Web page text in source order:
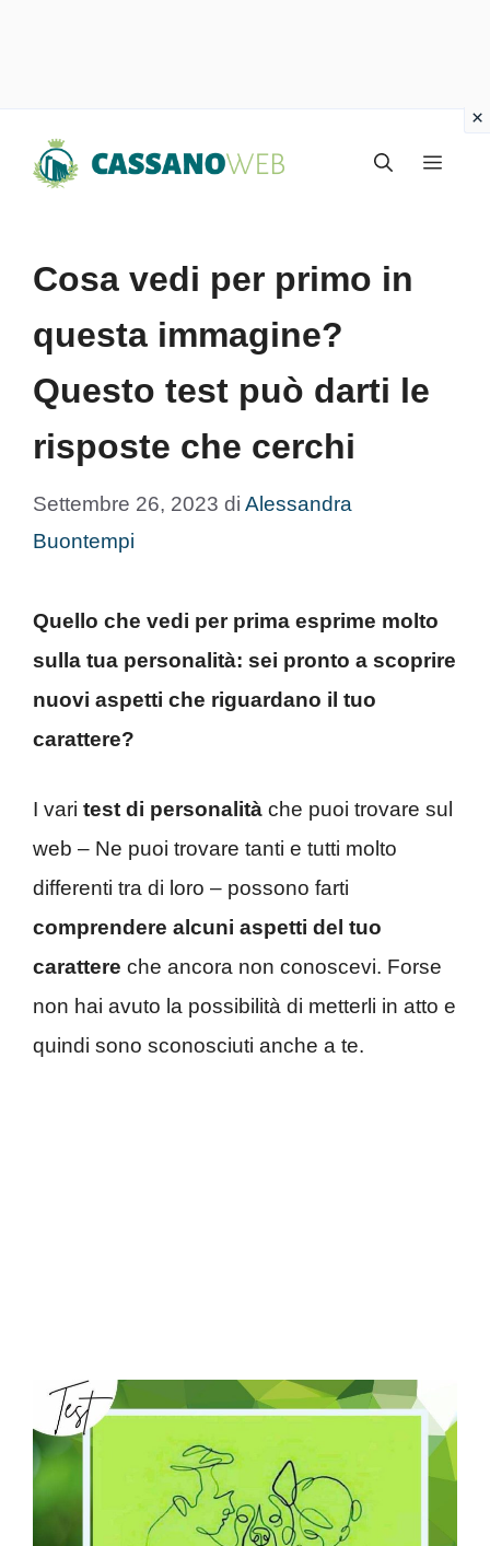
Menu
Cosa vedi per primo in
questa immagine?
Questo test può darti le
risposte che cerchi
Settembre 26, 2023 di Alessandra
Buontempi
Quello che vedi per prima esprime molto
sulla tua personalità: sei pronto a scoprire
nuovi aspetti che riguardano il tuo
carattere?
I vari test di personalità che puoi trovare sul
web – Ne puoi trovare tanti e tutti molto
differenti tra di loro – possono farti
comprendere alcuni aspetti del tuo
carattere che ancora non conoscevi. Forse
non hai avuto la possibilità di metterli in atto e
quindi sono sconosciuti anche a te.